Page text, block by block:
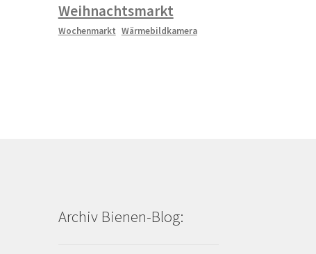
Weihnachtsmarkt
Wochenmarkt Wärmebildkamera
Archiv Bienen-Blog: